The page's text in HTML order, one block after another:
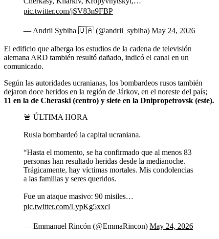
pic.twitter.com/jSV83n9FBP
— Andrii Sybiha 🇺🇦 (@andrii_sybiha) May 24, 2026
El edificio que alberga los estudios de la cadena de televisión
alemana ARD también resultó dañado, indicó el canal en un
comunicado.
Según las autoridades ucranianas, los bombardeos rusos también
dejaron doce heridos en la región de Járkov, en el noreste del país;
11 en la de Cheraski (centro) y siete en la Dnipropetrovsk (este).
🚨 ÚLTIMA HORA
Rusia bombardeó la capital ucraniana.
“Hasta el momento, se ha confirmado que al menos 83
personas han resultado heridas desde la medianoche.
Trágicamente, hay víctimas mortales. Mis condolencias
a las familias y seres queridos.
Fue un ataque masivo: 90 misiles…
pic.twitter.com/LypKg5xxcl
— Emmanuel Rincón (@EmmaRincon) May 24, 2026